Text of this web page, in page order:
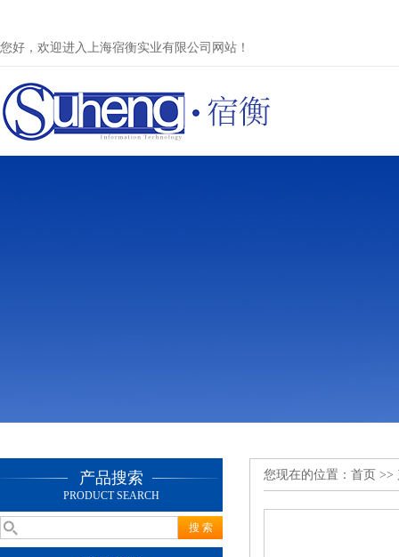
您好，欢迎进入上海宿衡实业有限公司网站！
产品搜索
PRODUCT SEARCH
您现在的位置： 首页 >>